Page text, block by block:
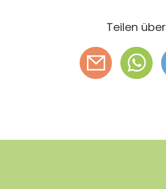
Teilen über